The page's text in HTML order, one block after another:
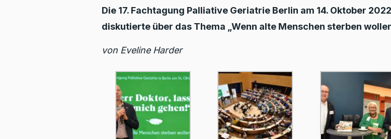
Die 17. Fachtagung Palliative Geriatrie Berlin am 14. Oktober 2022
diskutierte über das Thema „Wenn alte Menschen sterben
von Eveline Harder